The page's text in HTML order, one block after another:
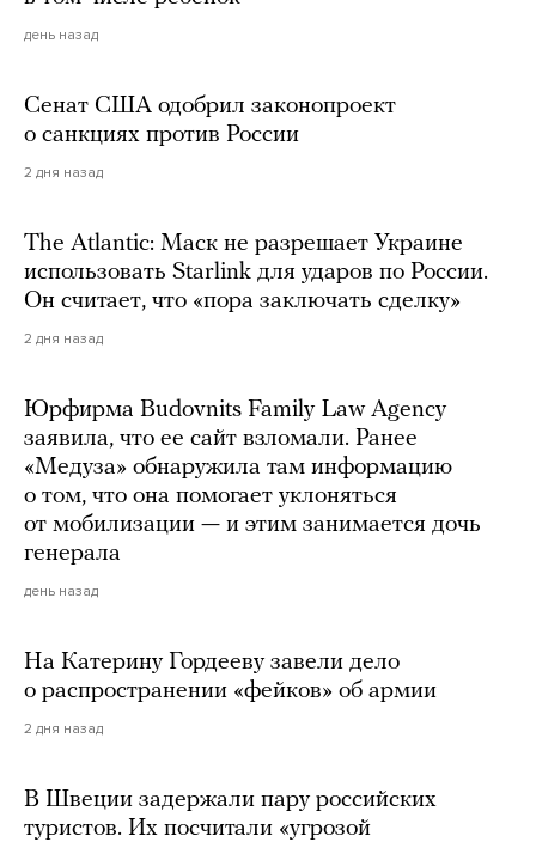
день назад
Сенат США одобрил законопроект
о санкциях против России
2 дня назад
The Atlantic: Маск не разрешает Украине
использовать Starlink для ударов по России.
Он считает, что «пора заключать сделку»
2 дня назад
Юрфирма Budovnits Family Law Agency
заявила, что ее сайт взломали. Ранее
«Медуза» обнаружила там информацию
о том, что она помогает уклоняться
от мобилизации — и этим занимается дочь
генерала
день назад
На Катерину Гордееву завели дело
о распространении «фейков» об армии
2 дня назад
В Швеции задержали пару российских
туристов. Их посчитали «угрозой